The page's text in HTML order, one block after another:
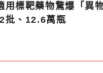
用標靶藥物驚爆「異
批、12.6萬瓶